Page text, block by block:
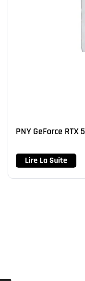
PNY GeForce RTX
Lire La Suite